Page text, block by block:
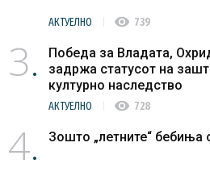
АКТУЕЛНО visibility 739
3
Победа за Владата,
задржа статусот на
културно наследство
АКТУЕЛНО visibility 728
4 Зошто „летните“ бебиња